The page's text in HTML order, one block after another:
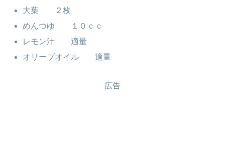
大葉 ２枚
めんつゆ １０ｃｃ
レモン汁 適量
オリーブオイル 適量
広告